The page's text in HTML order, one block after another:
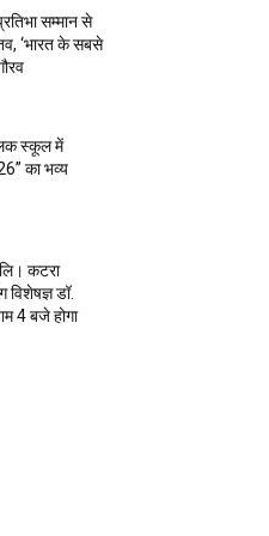
सम्मान से
‘भारत के सबसे
स्कूल में
का भव्य
कटरा
विशेषज्ञ डॉ.
4 बजे होगा